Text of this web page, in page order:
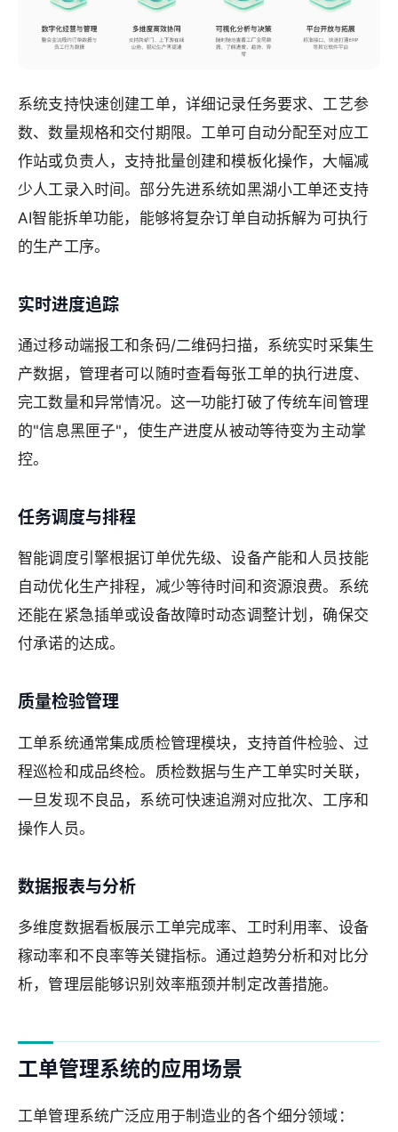
系统支持快速创建工单，详细记录任务要求、工艺参
数、数量规格和交付期限。工单可自动分配至对应工
作站或负责人，支持批量创建和模板化操作，大幅减
少人工录入时间。部分先进系统如黑湖小工单还支持
AI智能拆单功能，能够将复杂订单自动拆解为可执行
的生产工序。
实时进度追踪
通过移动端报工和条码/二维码扫描，系统实时采集生
产数据，管理者可以随时查看每张工单的执行进度、
完工数量和异常情况。这一功能打破了传统车间管理
的"信息黑匣子"，使生产进度从被动等待变为主动掌
控。
任务调度与排程
智能调度引擎根据订单优先级、设备产能和人员技能
自动优化生产排程，减少等待时间和资源浪费。系统
还能在紧急插单或设备故障时动态调整计划，确保交
付承诺的达成。
质量检验管理
工单系统通常集成质检管理模块，支持首件检验、过
程巡检和成品终检。质检数据与生产工单实时关联，
一旦发现不良品，系统可快速追溯对应批次、工序和
操作人员。
数据报表与分析
多维度数据看板展示工单完成率、工时利用率、设备
稼动率和不良率等关键指标。通过趋势分析和对比分
析，管理层能够识别效率瓶颈并制定改善措施。
工单管理系统的应用场景
工单管理系统广泛应用于制造业的各个细分领域：